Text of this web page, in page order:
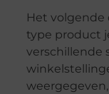
Het volgende
type product
verschillende